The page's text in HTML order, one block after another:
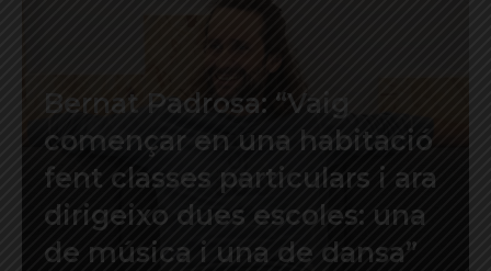
Bernat Padrosa: “Vaig
començar en una habitació
fent classes particulars i ara
dirigeixo dues escoles: una
de música i una de dansa”